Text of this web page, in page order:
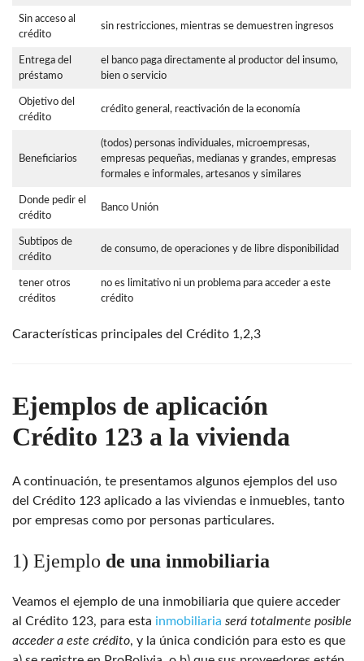
Sin acceso al
crédito
sin restricciones, mientras se demuestren ingresos
Entrega del
préstamo
el banco paga directamente al productor del insumo,
bien o servicio
Objetivo del
crédito
crédito general, reactivación de la economía
Beneficiarios
(todos) personas individuales, microempresas,
empresas pequeñas, medianas y grandes, empresas
formales e informales, artesanos y similares
Donde pedir el
crédito
Banco Unión
Subtipos de
crédito
de consumo, de operaciones y de libre disponibilidad
tener otros
créditos
no es limitativo ni un problema para acceder a este
crédito
Características principales del Crédito 1,2,3
Ejemplos de aplicación
Crédito 123 a la vivienda
A continuación, te presentamos algunos ejemplos del uso
del Crédito 123 aplicado a las viviendas e inmuebles, tanto
por empresas como por personas particulares.
1) Ejemplo de una inmobiliaria
Veamos el ejemplo de una inmobiliaria que quiere acceder
al Crédito 123, para esta inmobiliaria será totalmente posible
acceder a este crédito, y la única condición para esto es que